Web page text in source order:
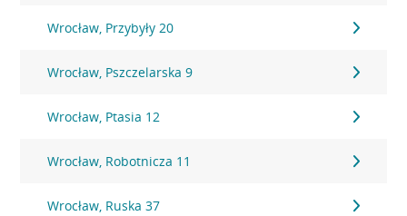
Wrocław, Przybyły 20
Wrocław, Pszczelarska 9
Wrocław, Ptasia 12
Wrocław, Robotnicza 11
Wrocław, Ruska 37